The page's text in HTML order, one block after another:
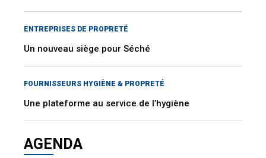
ENTREPRISES DE PROPRETÉ
Un nouveau siège pour Séché
FOURNISSEURS HYGIÈNE & PROPRETÉ
Une plateforme au service de l’hygiène
AGENDA